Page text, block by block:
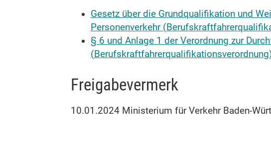
Gesetz über die Grundqualifikation und
Personenverkehr
§ 6 und Anlage 1 der Verordnung zur
Freigabevermerk
10.01.2024 Ministerium für Verkehr Baden-